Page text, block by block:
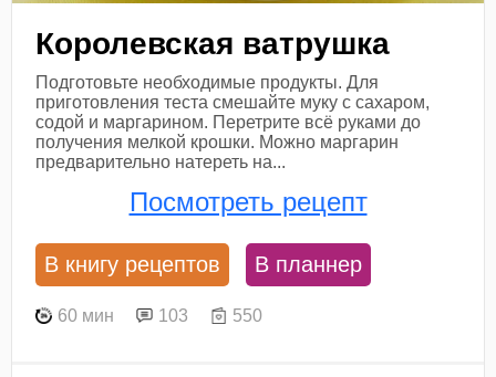
Королевская ватрушка
Подготовьте необходимые продукты. Для
приготовления теста смешайте муку с сахаром,
содой и маргарином. Перетрите всё руками до
получения мелкой крошки. Можно маргарин
предварительно натереть на...
Посмотреть рецепт
В книгу рецептов В планнер
60 мин 103 550